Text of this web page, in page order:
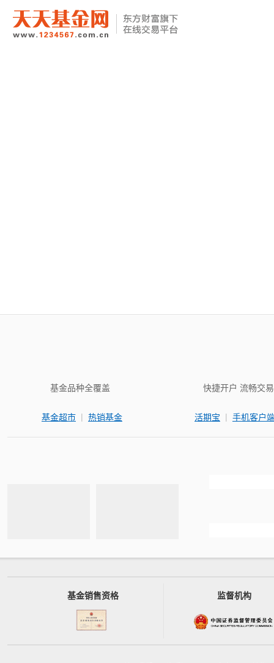
基金品种全覆盖
基金超市 | 热销基金
快捷开户 流畅交易
活期宝 | 手机客户
基金销售资格 监督机构